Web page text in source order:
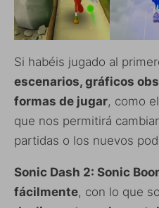
Si habéis jugado al
escenarios, gráficos
formas de jugar, como
que nos permitirá
partidas o los nuevos
Sonic Dash 2: Sonic
fácilmente, con lo que